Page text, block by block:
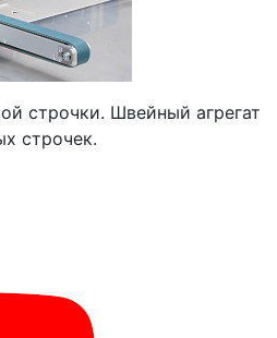
строчки. Швейный агрегат
строчек.